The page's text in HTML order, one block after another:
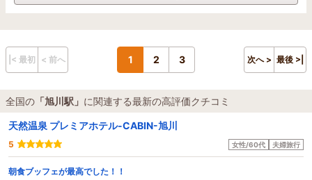
|< 最初 < 前へ 1 2 3 次へ > 最後 >|
全国の 「旭川駅」 に関連する最新の高評価クチコミ
天然温泉 プレミアホテル-CABIN-旭川
5 女性/60代 夫婦旅行
朝食ブッフェが最高でした！！